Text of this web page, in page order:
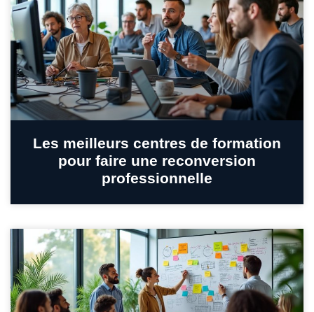
Les meilleurs centres de formation
pour faire une reconversion
professionnelle